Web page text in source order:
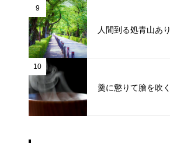
9
人間到る処青山あり
10
羹に懲りて膾を吹く